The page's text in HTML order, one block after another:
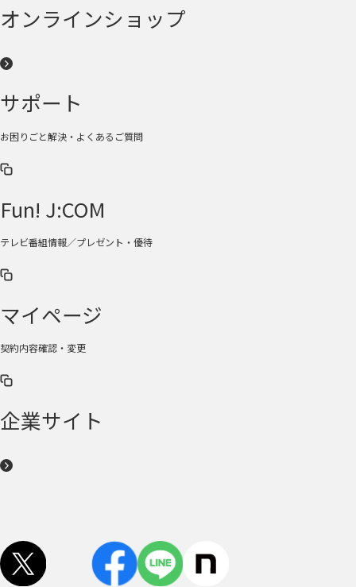
オンラインショップ
サポート
お困りごと解決・よくあるご質問
Fun! J:COM
テレビ番組情報／プレゼント・優待
マイページ
契約内容確認・変更
企業サイト